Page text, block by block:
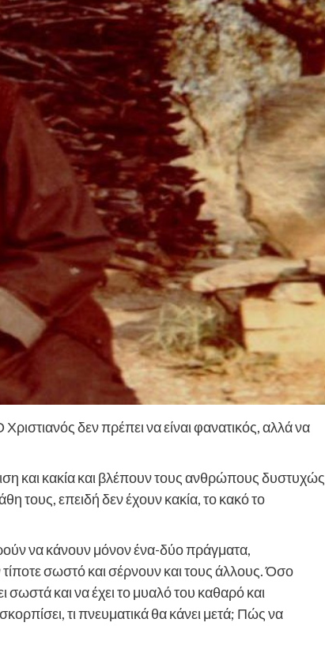
δεν πρέπει να είναι φανατικός, αλλά να
και κακία και βλέπουν τους ανθρώπους δυστυχώς
τους, επειδή δεν έχουν κακία, το κακό το
να κάνουν μόνον ένα-δύο πράγματα,
σωστό και σέρνουν και τους άλλους. Όσο
σωστά και να έχει το μυαλό του καθαρό και
τι πνευματικά θα κάνει μετά; Πώς να